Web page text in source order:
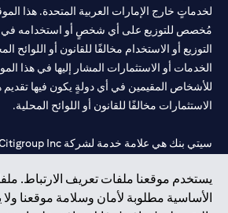
يستخدم موقعنا ملفات تعريف الارتباط.
الأساسية مطلوبة لأمان وسلامة موقعنا
لخدماتٍ خارج الإمارات العربية المتحدة. هذا
مُخصص للتوزيع على أي شخصٍ أو استخدامه في
التوزيع أو الاستخدام مخالفًا للقانون أو اللوائح
الخدمات أو الاستثمارات المشار إليها في هذا
للأشخاص المقيمين في أي دولةٍ يكون فيها تقديم
الاستثمارات مخالفًا للقانون أو اللوائح المحلية.
سيتي بنك إن. إيه. الإمارات مسجل لدى مصرف